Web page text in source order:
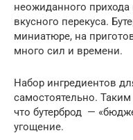
неожиданного прихода
вкусного перекуса.
миниатюре, на
много сил и времени.
Набор ингредиентов
самостоятельно.
что бутерброд —
угощение.